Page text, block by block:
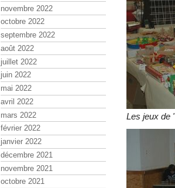
Les jeux de
novembre 2022
octobre 2022
septembre 2022
août 2022
juillet 2022
juin 2022
mai 2022
avril 2022
mars 2022
février 2022
janvier 2022
décembre 2021
novembre 2021
octobre 2021